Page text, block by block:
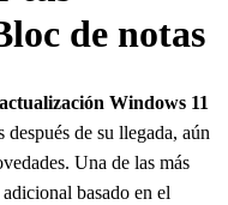
de notas
actualización Windows 11
de su llegada, aún
Una de las más
basado en el